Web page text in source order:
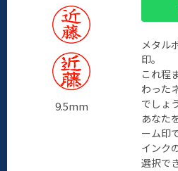
9.5mm
メタル
印。
これ程
わった
でしょ
あなた
ーム印
インク
選択で